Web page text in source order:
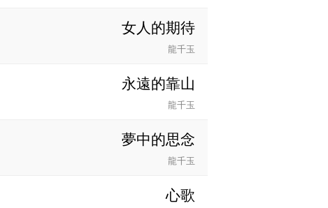
女人的期待
龍千玉
永遠的靠山
龍千玉
夢中的思念
龍千玉
心歌